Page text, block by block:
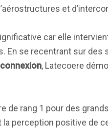
et
car elle
En se recentrant sur
, Latecoere
de rang 1 pour des
perception positive de